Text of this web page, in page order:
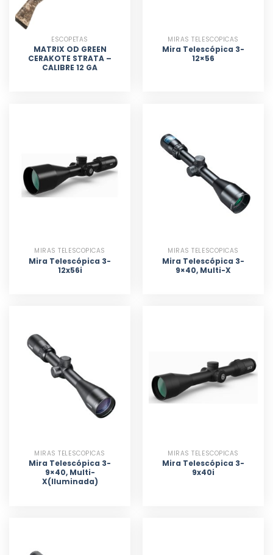
ESCOPETAS
MATRIX OD GREEN
CERAKOTE STRATA –
CALIBRE 12 GA
MIRAS TELESCOPICAS
Mira Telescópica 3-
12×56
MIRAS TELESCOPICAS
Mira Telescópica 3-
12x56i
MIRAS TELESCOPICAS
Mira Telescópica 3-
9×40, Multi-X
MIRAS TELESCOPICAS
Mira Telescópica 3-
9×40, Multi-
X(Iluminada)
MIRAS TELESCOPICAS
Mira Telescópica 3-
9x40i